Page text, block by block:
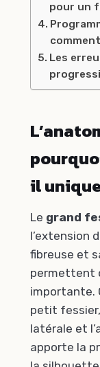
pour un
Les
il
Le grand
l’extension
fibreuse et
permettent
importante.
petit
latérale et
apporte la